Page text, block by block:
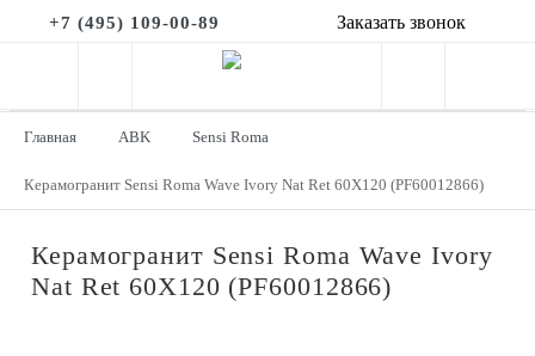
+7 (495) 109-00-89 Заказать звонок
Главная ABK Sensi Roma
Керамогранит Sensi Roma Wave Ivory Nat Ret 60X120 (PF60012866)
Керамогранит Sensi Roma Wave Ivory
Nat Ret 60X120 (PF60012866)